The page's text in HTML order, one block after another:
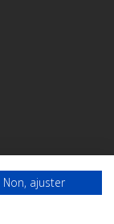
Non, ajuster